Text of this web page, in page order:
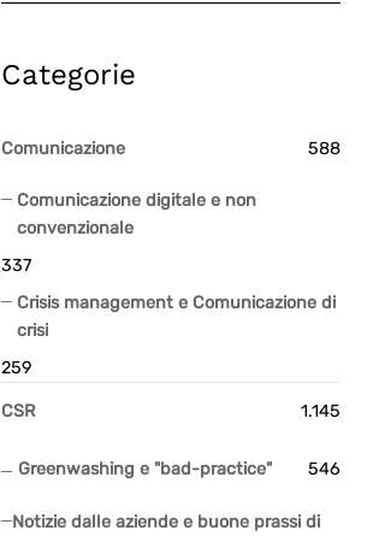
Categorie
Comunicazione 588
Comunicazione digitale e non
convenzionale
337
Crisis management e Comunicazione di
crisi
259
CSR 1.145
Greenwashing e "bad-practice" 546
Notizie dalle aziende e buone prassi di